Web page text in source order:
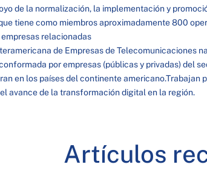
de la normalización, la implementación y
tiene como miembros aproximadamente 800
relacionadas
de Empresas de Telecomunicaciones
por empresas (públicas y privadas) del
en los países del continente americano.Trabajan
avance de la transformación digital en la región.
Artículos